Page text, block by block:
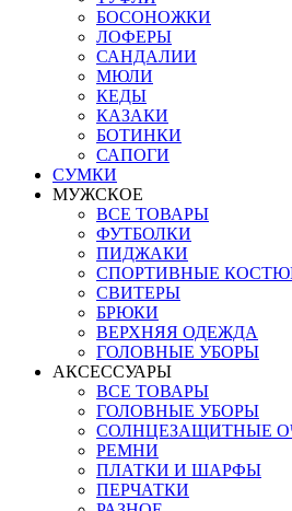
БОСОНОЖКИ
ЛОФЕРЫ
САНДАЛИИ
МЮЛИ
КЕДЫ
КАЗАКИ
БОТИНКИ
САПОГИ
СУМКИ
МУЖСКОЕ
ВСЕ ТОВАРЫ
ФУТБОЛКИ
ПИДЖАКИ
СПОРТИВНЫЕ
СВИТЕРЫ
БРЮКИ
ВЕРХНЯЯ ОДЕЖДА
ГОЛОВНЫЕ УБОРЫ
АКСЕССУАРЫ
ВСЕ ТОВАРЫ
ГОЛОВНЫЕ УБОРЫ
СОЛНЦЕЗАЩИТНЫЕ
РЕМНИ
ПЛАТКИ И ШАРФЫ
ПЕРЧАТКИ